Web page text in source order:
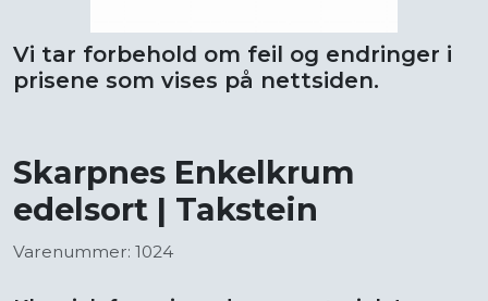
Vi tar forbehold om feil og endringer i
prisene som vises på nettsiden.
Skarpnes Enkelkrum
edelsort | Takstein
Varenummer: 1024